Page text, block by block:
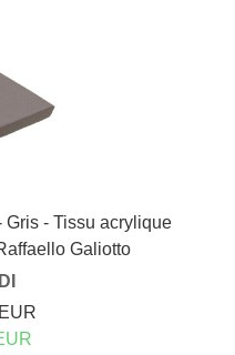
Gris - Tissu acrylique
Galiotto
EUR